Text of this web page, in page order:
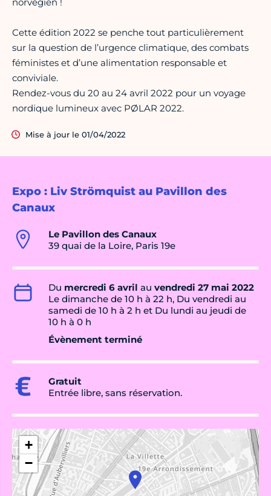
Expo : Liv Strömquist au Pavillon des
Canaux
Le Pavillon des Canaux
39 quai de la Loire, Paris 19e
Du mercredi 6 avril au vendredi 27 mai 2022
Le dimanche de 10 h à 22 h, Du vendredi au
samedi de 10 h à 2 h et Du lundi au jeudi de
10 h à 0 h
Évènement terminé
Gratuit
Entrée libre, sans réservation.
+
−
norvégien !
Cette édition 2022 se penche tout particulièrement
sur la question de l’urgence climatique, des combats
féministes et d’une alimentation responsable et
conviviale.
Rendez-vous du 20 au 24 avril 2022 pour un voyage
nordique lumineux avec PØLAR 2022.
Mise à jour le 01/04/2022